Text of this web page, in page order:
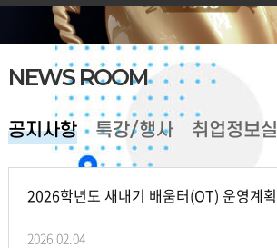
NEWS ROOM
공지사항
2026학년도 새내기 배움터(OT) 운영계획
2026.02.04
특강/행사 취업정보실